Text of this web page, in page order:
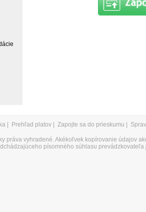
Prehľad platov Zapojte sa do prieskumu
práva vyhradené. Akékoľvek kopírovanie údajov
písomného súhlasu prevádzkovateľa